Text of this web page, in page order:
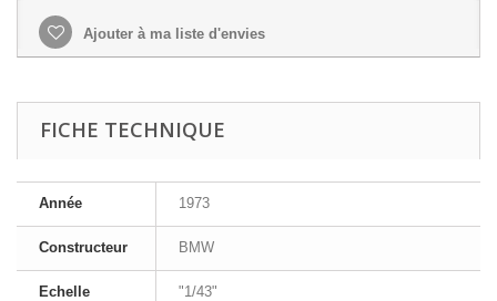
Ajouter à ma liste d'envies
FICHE TECHNIQUE
Année 1973
Constructeur BMW
Echelle "1/43"